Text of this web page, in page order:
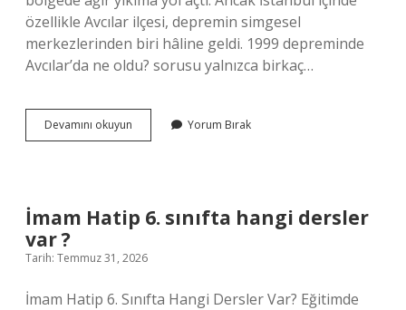
özellikle Avcılar ilçesi, depremin simgesel
merkezlerinden biri hâline geldi. 1999 depreminde
Avcılar’da ne oldu? sorusu yalnızca birkaç…
Devamını okuyun
depreminde
Yorum Bırak
İmam Hatip 6. sınıfta hangi dersler
var ?
Tarih: Temmuz 31, 2026
İmam Hatip 6. Sınıfta Hangi Dersler Var? Eğitimde